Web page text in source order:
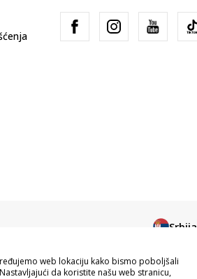
Srbija
web lokaciju kako bismo poboljšali
da koristite našu web stranicu,